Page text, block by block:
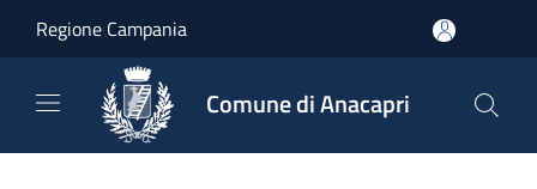
Regione Campania
Comune di Anacapri